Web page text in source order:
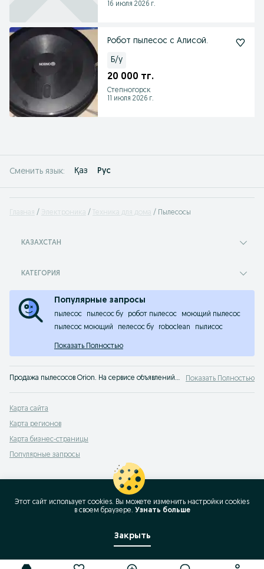
16 июля 2026 г.
Робот пылесос с Алисой.
Б/у
20 000 тг.
Степногорск
11 июля 2026 г.
Сменить язык: Қаз Рус
Главная Электроника Техника для дома Пылесосы
КАЗАХСТАН
КАТЕГОРИЯ
Популярные запросы
пылесос пылесос бу робот пылесос
моющий пылесос
пылесос моющий
пелесос бу roboclean пылисос
Показать Полностью
Продажа пылесосов Orion. На сервисе объявлений OLX Казахстан легко и быстро можно купить пылесос Orion б/у. Покупай лучшую технику для дома на OLX! Показать Полностью
Карта сайта
Карта регионов
Карта бизнес-страницы
Популярные запросы
Этот сайт использует cookies. Вы можете изменить настройки cookies
в своeм браузере. Узнать больше
Закрыть